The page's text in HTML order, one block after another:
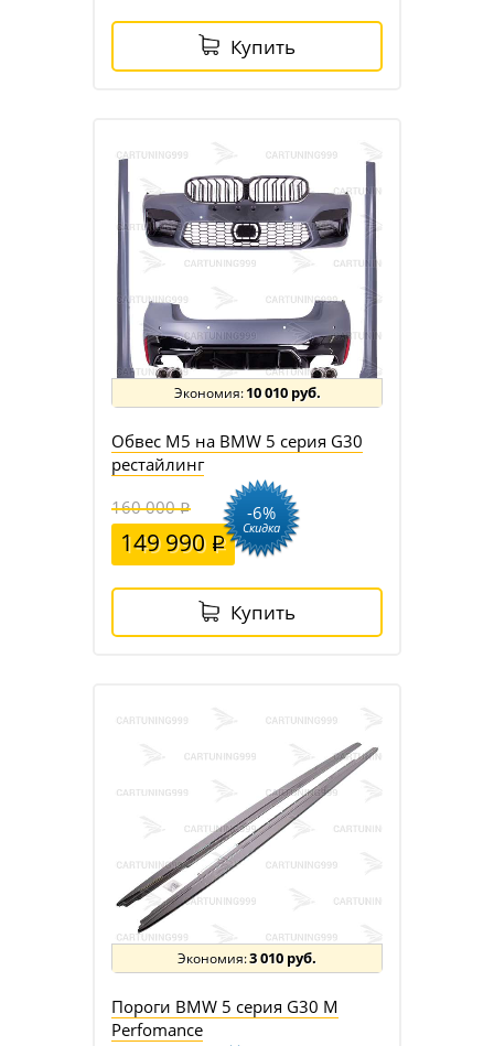
Купить
10 010 руб.
Обвес M5 на BMW 5 серия G30
рестайлинг
160 000
149 990
-6%
Скидка
Купить
3 010 руб.
Пороги BMW 5 серия G30 M
Perfomance